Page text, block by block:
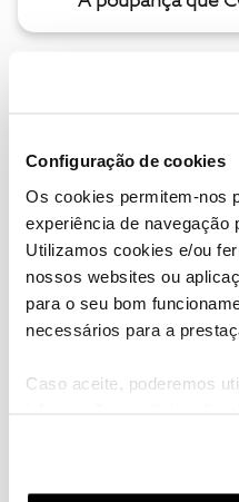
Configuração de cookies
Os cookies permitem-nos
experiência de navegação
Utilizamos cookies e/ou
nossos websites ou
para o seu bom
necessários para a
Caso aceite, poderemos
funcionalidades (cookies
funcionalidade) e adaptar
Descubra as